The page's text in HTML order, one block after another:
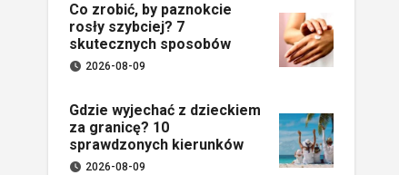
Co zrobić, by paznokcie
rosły szybciej? 7
skutecznych sposobów
2026-08-09
Gdzie wyjechać z dzieckiem
za granicę? 10
sprawdzonych kierunków
2026-08-09